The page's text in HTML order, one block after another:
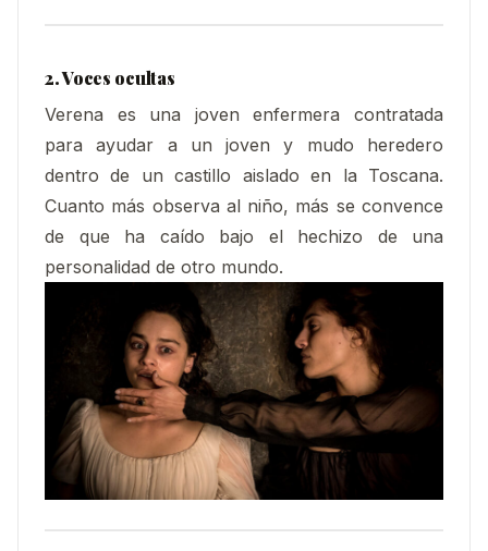
2. Voces ocultas
Verena es una joven enfermera contratada
para ayudar a un joven y mudo heredero
dentro de un castillo aislado en la Toscana.
Cuanto más observa al niño, más se convence
de que ha caído bajo el hechizo de una
personalidad de otro mundo.